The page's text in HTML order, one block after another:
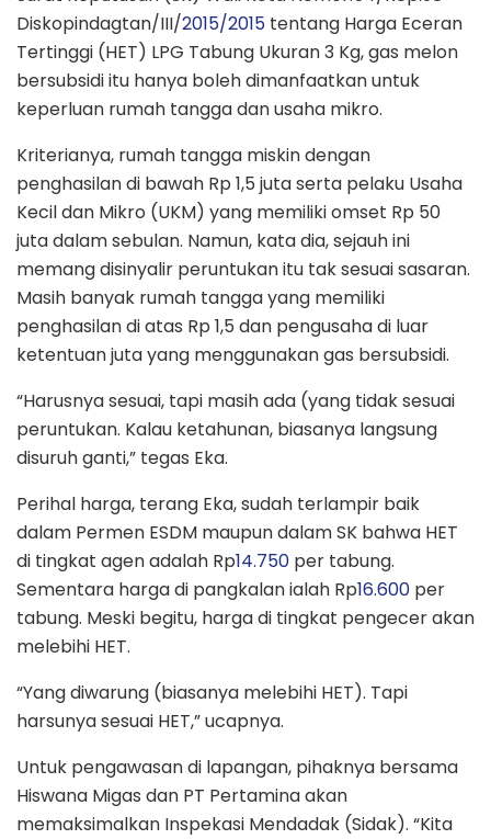
Diskopindagtan/III/2015/2015 tentang Harga Eceran
Tertinggi (HET) LPG Tabung Ukuran 3 Kg, gas melon
bersubsidi itu hanya boleh dimanfaatkan untuk
keperluan rumah tangga dan usaha mikro.
Kriterianya, rumah tangga miskin dengan
penghasilan di bawah Rp 1,5 juta serta pelaku Usaha
Kecil dan Mikro (UKM) yang memiliki omset Rp 50
juta dalam sebulan. Namun, kata dia, sejauh ini
memang disinyalir peruntukan itu tak sesuai sasaran.
Masih banyak rumah tangga yang memiliki
penghasilan di atas Rp 1,5 dan pengusaha di luar
ketentuan juta yang menggunakan gas bersubsidi.
“Harusnya sesuai, tapi masih ada (yang tidak sesuai
peruntukan. Kalau ketahunan, biasanya langsung
disuruh ganti,” tegas Eka.
Perihal harga, terang Eka, sudah terlampir baik
dalam Permen ESDM maupun dalam SK bahwa HET
di tingkat agen adalah Rp14.750 per tabung.
Sementara harga di pangkalan ialah Rp16.600 per
tabung. Meski begitu, harga di tingkat pengecer akan
melebihi HET.
“Yang diwarung (biasanya melebihi HET). Tapi
harsunya sesuai HET,” ucapnya.
Untuk pengawasan di lapangan, pihaknya bersama
Hiswana Migas dan PT Pertamina akan
memaksimalkan Inspekasi Mendadak (Sidak). “Kita